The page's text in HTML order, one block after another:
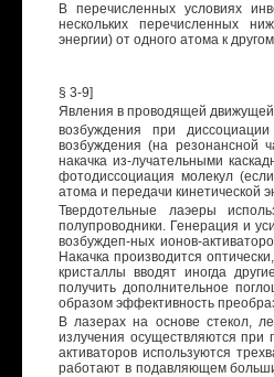
В перечисленных условиях
нескольких перечисленных
энергии) от одного атома к
§ 3-9]
Явления в проводящей
возбуждения при
возбуждения (на резонансной
накачка из-лучательными
фотодиссоциация молекул
атома и передачи кинетической
Твердотельные лаэеры
полупроводники. Генерация и
возбуждеп-ных ионов-
Накачка производится
кристаллы вводят иногда
получить дополнительное
образом эффективность
В лазерах на основе стекол,
излучения осуществляются при
активаторов используются
работают в подавляющем